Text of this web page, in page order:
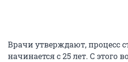
Врачи утверждают, процесс
начинается с 25 лет. С этого